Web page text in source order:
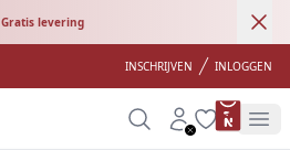
Gratis levering
INSCHRIJVEN INLOGGEN
SearchAccount
Wishlist